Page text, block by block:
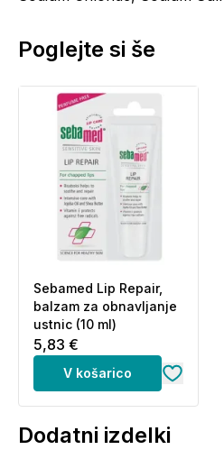
Poglejte si še
Sebamed Lip Repair,
balzam za obnavljanje
ustnic (10 ml)
5,83 €
V košarico
Dodatni izdelki